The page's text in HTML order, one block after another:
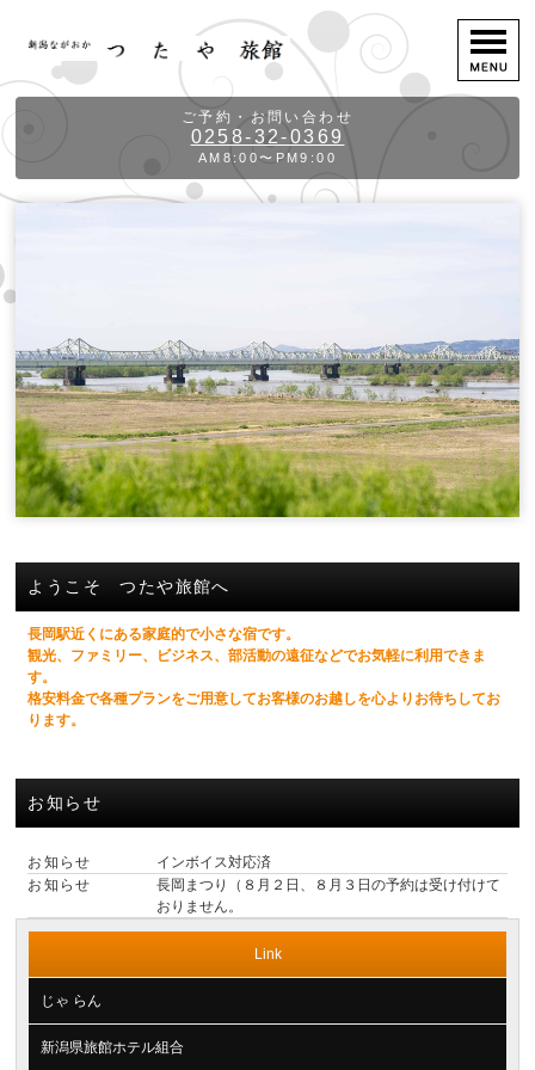
ご予約・お問い合わせ
0258-32-0369
AM8:00〜PM9:00
ようこそ つたや旅館へ
長岡駅近くにある家庭的で小さな宿です。
観光、ファミリー、ビジネス、部活動の遠征などでお気軽に利用できま
す。
格安料金で各種プランをご用意してお客様のお越しを心よりお待ちしてお
ります。
お知らせ
お知らせ
インボイス対応済
お知らせ
長岡まつり（８月２日、８月３日の予約は受け付けて
おりません。
Link
じゃ らん
新潟県旅館ホテル組合